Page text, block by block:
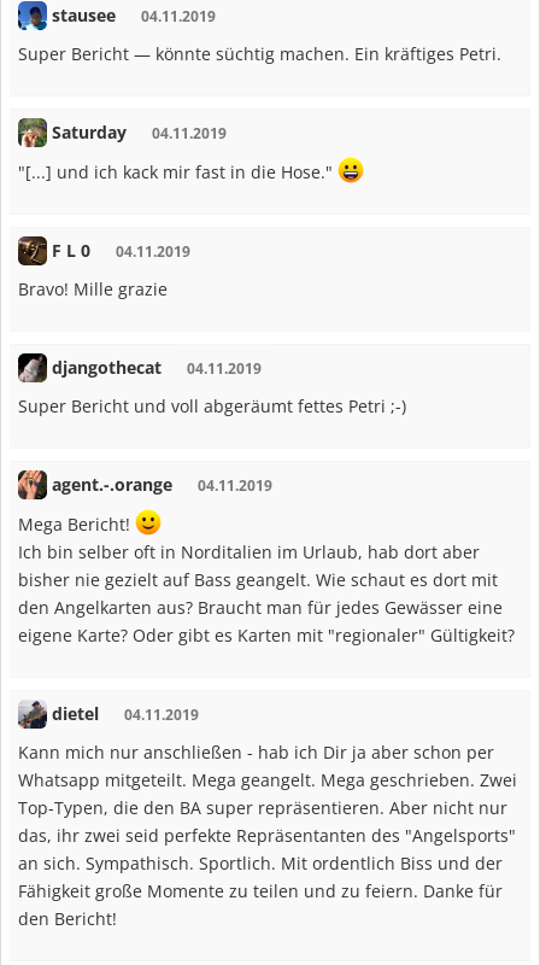
stausee 04.11.2019
Super Bericht — könnte süchtig machen. Ein kräftiges Petri.
Saturday 04.11.2019
"[...] und ich kack mir fast in die Hose."
F L 0 04.11.2019
Bravo! Mille grazie
djangothecat 04.11.2019
Super Bericht und voll abgeräumt fettes Petri ;-)
agent.-.orange 04.11.2019
Mega Bericht!
Ich bin selber oft in Norditalien im Urlaub, hab dort aber
bisher nie gezielt auf Bass geangelt. Wie schaut es dort mit
den Angelkarten aus? Braucht man für jedes Gewässer eine
eigene Karte? Oder gibt es Karten mit "regionaler" Gültigkeit?
dietel 04.11.2019
Kann mich nur anschließen - hab ich Dir ja aber schon per
Whatsapp mitgeteilt. Mega geangelt. Mega geschrieben. Zwei
Top-Typen, die den BA super repräsentieren. Aber nicht nur
das, ihr zwei seid perfekte Repräsentanten des "Angelsports"
an sich. Sympathisch. Sportlich. Mit ordentlich Biss und der
Fähigkeit große Momente zu teilen und zu feiern. Danke für
den Bericht!